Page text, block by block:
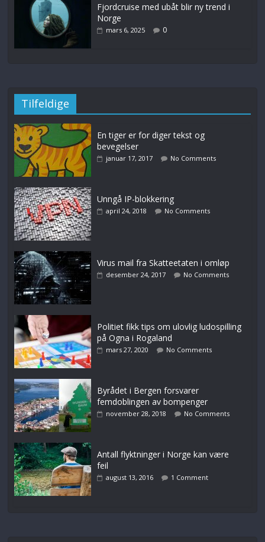
Fjordcruise med ubåt blir ny trend i
Norge
mars 6, 2025 0
Tilfeldige
En tiger er for diger tekst og
bevegelser
januar 17, 2017 No Comments
Unngå IP-blokkering
april 24, 2018 No Comments
Virus mail fra Skatteetaten i omløp
desember 24, 2017 No Comments
Politiet fikk tips om ulovlig ludospilling
på Ogna i Rogaland
mars 27, 2020 No Comments
Byrådet i Bergen forsvarer
femdoblingen av bompenger
november 28, 2018 No Comments
Antall flyktninger i Norge kan være
feil
august 13, 2016 1 Comment